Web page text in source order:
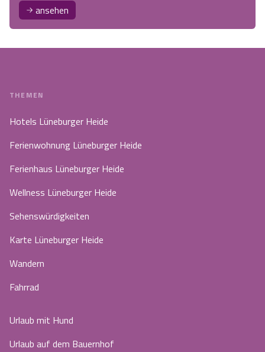
ansehen
THEMEN
Hotels Lüneburger Heide
Ferienwohnung Lüneburger Heide
Ferienhaus Lüneburger Heide
Wellness Lüneburger Heide
Sehenswürdigkeiten
Karte Lüneburger Heide
Wandern
Fahrrad
Urlaub mit Hund
Urlaub auf dem Bauernhof